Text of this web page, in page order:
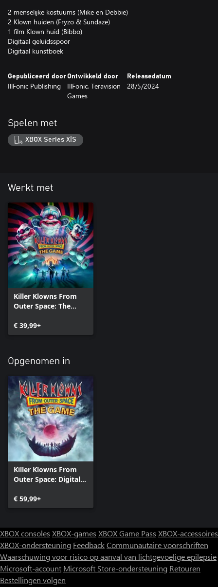
2 menselijke kostuums (Mike en Debbie)
2 Klown huiden (Fryzo & Sundaze)
1 film Klown huid (Bibbo)
Digitaal geluidsspoor
Digitaal kunstboek
Gepubliceerd door
IllFonic Publishing
Ontwikkeld door
IllFonic, Teravision
Games
Releasedatum
28/5/2024
Spelen met
XBOX Series X|S
Werkt met
Killer Klowns From
Outer Space: The
€ 39,99+
Opgenomen in
Killer Klowns From
Outer Space: Digitale
€ 59,99+
XBOX consoles XBOX-games XBOX Game Pass XBOX-accessoires
XBOX-ondersteuning FeedbackCommunautaire voorschriften
Waarschuwing voor risico op aanval van lichtgevoelige epilepsie
Microsoft-account Microsoft Store-ondersteuning Retouren
Bestellingen volgen